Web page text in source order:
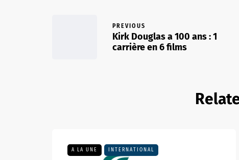
PREVIOUS
Kirk Douglas a 100 ans : 1
carrière en 6 films
A LA UNE INTERNATIONAL